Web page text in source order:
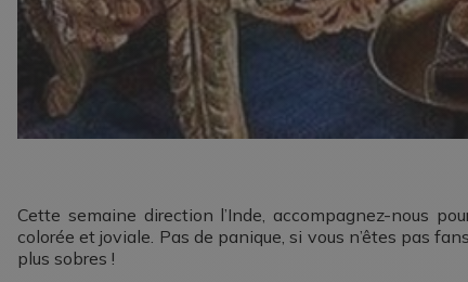
Cette semaine direction l’Inde, accompagnez-nous
colorée et joviale. Pas de panique, si vous n’êtes pas
plus sobres !